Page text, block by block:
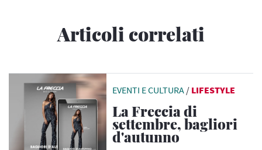
Articoli correlati
EVENTI E CULTURA / LIFESTYLE
La Freccia di
settembre, bagliori
d'autunno